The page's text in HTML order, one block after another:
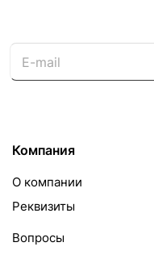
Компания
О компании
Реквизиты
Вопросы